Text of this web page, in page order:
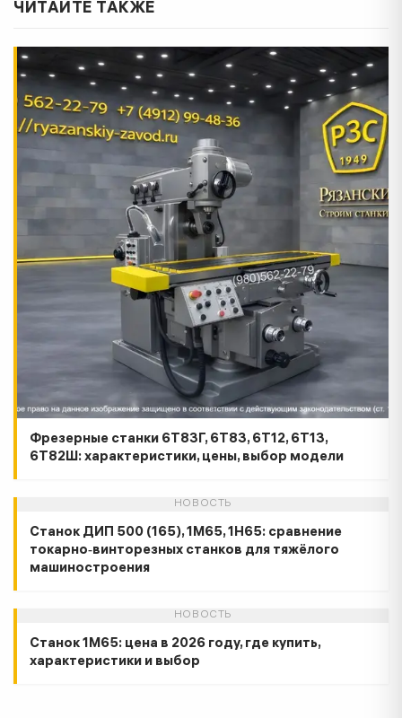
ЧИТАЙТЕ ТАКЖЕ
Фрезерные станки 6Т83Г, 6Т83, 6Т12, 6Т13,
6Т82Ш: характеристики, цены, выбор модели
НОВОСТЬ
Станок ДИП 500 (165), 1М65, 1Н65: сравнение
токарно‑винторезных станков для тяжёлого
машиностроения
НОВОСТЬ
Станок 1М65: цена в 2026 году, где купить,
характеристики и выбор